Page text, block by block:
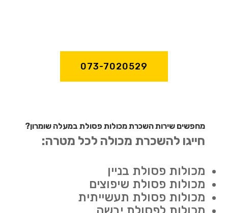
073-7020529
מחפשים שירות השכרת מכולות פסולת במעלה שומרון?
חייגו להשכרת מכולה לכל מטרה:
מכולות פסולת בניין
מכולות פסולת שיפוצים
מכולות פסולת תעשייתית